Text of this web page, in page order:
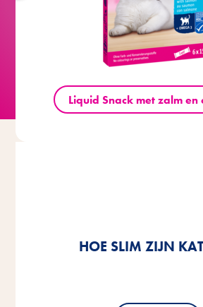
Liquid Snack met zalm en
HOE SLIM ZIJN
BALKONS VOOR
HOE SLIM ZIJN